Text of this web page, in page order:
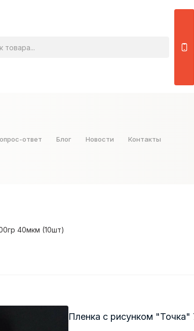
ответ Блог Новости Контакты
40мкм (10шт)
Пленка с рисунком